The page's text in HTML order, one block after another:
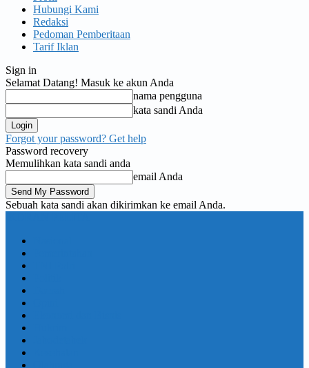
Hubungi Kami
Redaksi
Pedoman Pemberitaan
Tarif Iklan
Sign in
Selamat Datang! Masuk ke akun Anda
nama pengguna
kata sandi Anda
Forgot your password? Get help
Password recovery
Memulihkan kata sandi anda
email Anda
Sebuah kata sandi akan dikirimkan ke email Anda.